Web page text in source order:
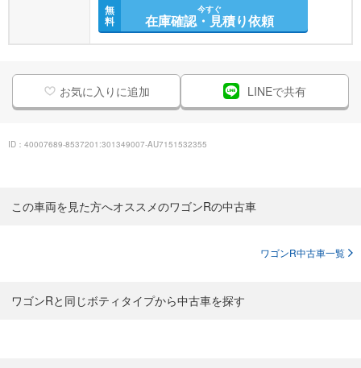
無
料
今すぐ
在庫確認・見積り依頼
お気に入りに追加 LINEで共有
ID：40007689-8537201:301349007-AU7151532355
この車両を見た方へオススメのワゴンRの中古車
ワゴンR中古車一覧
ワゴンRと同じボティタイプから中古車を探す